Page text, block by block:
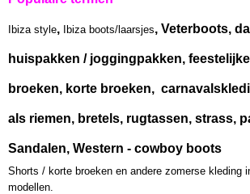
Ibiza style, Ibiza boots/laarsjes, Veterboots,
huispakken / joggingpakken,
broeken, korte broeken,
als riemen, bretels, rugtassen, strass,
Sandalen, Western - cowboy boots
Shorts / korte broeken en andere zomerse kleding
modellen.